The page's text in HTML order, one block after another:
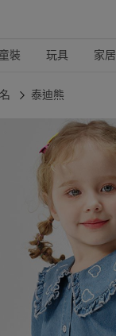
裝 玩具 家居
泰迪熊